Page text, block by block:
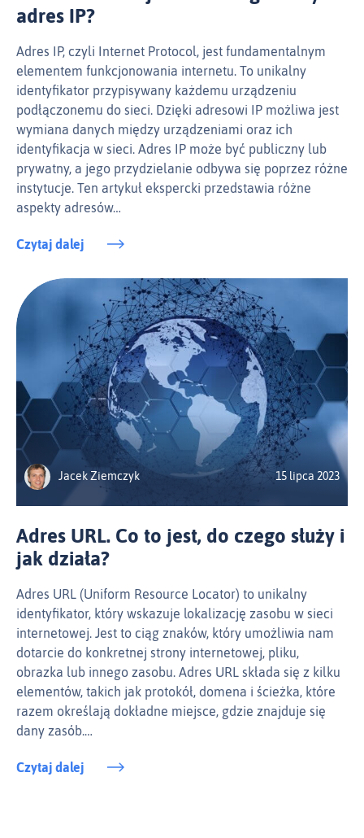
adres IP?
Adres IP, czyli Internet Protocol, jest fundamentalnym
elementem funkcjonowania internetu. To unikalny
identyfikator przypisywany każdemu urządzeniu
podłączonemu do sieci. Dzięki adresowi IP możliwa jest
wymiana danych między urządzeniami oraz ich
identyfikacja w sieci. Adres IP może być publiczny lub
prywatny, a jego przydzielanie odbywa się poprzez różne
instytucje. Ten artykuł ekspercki przedstawia różne
aspekty adresów…
Czytaj dalej
Jacek Ziemczyk 15 lipca 2023
Adres URL. Co to jest, do czego służy i
jak działa?
Adres URL (Uniform Resource Locator) to unikalny
identyfikator, który wskazuje lokalizację zasobu w sieci
internetowej. Jest to ciąg znaków, który umożliwia nam
dotarcie do konkretnej strony internetowej, pliku,
obrazka lub innego zasobu. Adres URL składa się z kilku
elementów, takich jak protokół, domena i ścieżka, które
razem określają dokładne miejsce, gdzie znajduje się
dany zasób.…
Czytaj dalej